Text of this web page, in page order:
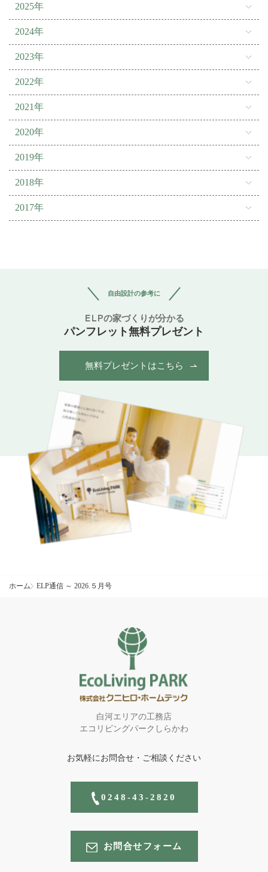
2025年
2024年
2023年
2022年
2021年
2020年
2019年
2018年
2017年
自由設計の参考に
ELPの家づくりが分かる
パンフレット無料プレゼント
無料プレゼントはこちら
ホーム ELP通信 ～ 2026.５月号
白河エリアの工務店
エコリビングパークしらかわ
お気軽にお問合せ・ご相談ください
0248-43-2820
お問合せフォーム